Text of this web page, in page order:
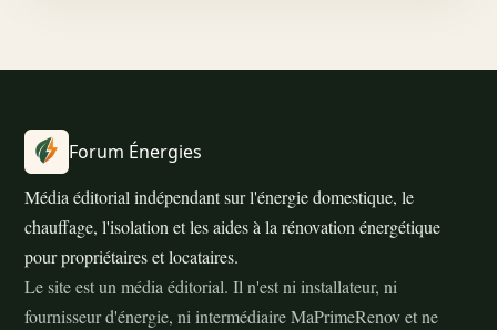
Forum Énergies
Média éditorial indépendant sur l'énergie domestique, le
chauffage, l'isolation et les aides à la rénovation énergétique
pour propriétaires et locataires.
Le site est un média éditorial. Il n'est ni installateur, ni
fournisseur d'énergie, ni intermédiaire MaPrimeRenov et ne